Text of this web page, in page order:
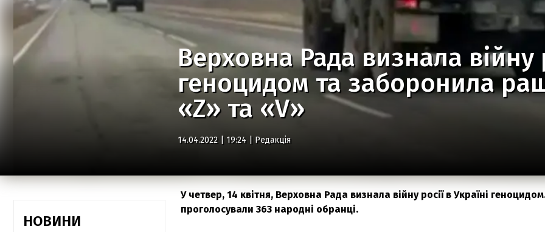
Верховна Рада визнала війну
геноцидом та заборонила
«Z» та «V»
14.04.2022 | 19:24 | Редакція
НОВИНИ
У четвер, 14 квітня, Верховна Рада визнала війну росії в Україні
проголосували 363 народні обранці.